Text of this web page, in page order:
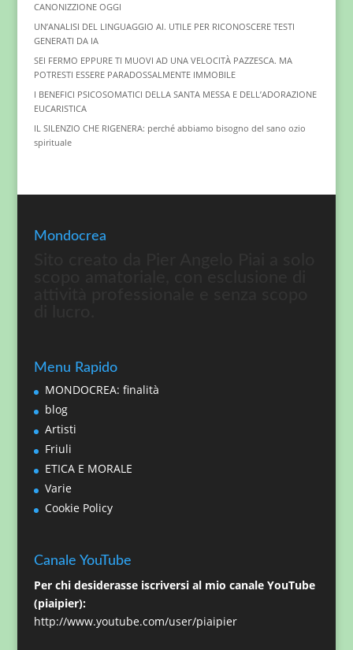
CANONIZZIONE OGGI
UN’ANALISI DEL LINGUAGGIO AI. UTILE PER RICONOSCERE TESTI
GENERATI DA IA
SEI FERMO EPPURE TI MUOVI AD UNA VELOCITÀ PAZZESCA. MA
POTRESTI ESSERE PARADOSSALMENTE IMMOBILE
I BENEFICI PSICOSOMATICI DELLA SANTA MESSA E DELL’ADORAZIONE
EUCARISTICA
IL SILENZIO CHE RIGENERA: perché abbiamo bisogno del sano ozio
spirituale
Mondocrea
Menu Rapido
MONDOCREA: finalità
blog
Artisti
Friuli
ETICA E MORALE
Varie
Cookie Policy
Canale YouTube
Per chi desiderasse iscriversi al mio canale YouTube
(piaipier):
http://www.youtube.com/user/piaipier